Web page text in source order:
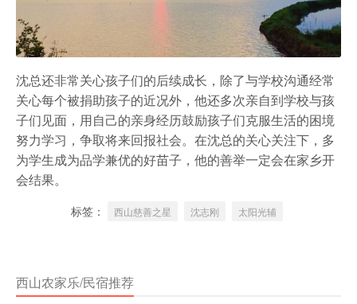
沈总还非常关心孩子们的后续成长，除了与学校沟通经常
关心每个被捐助孩子的近况外，他还多次亲自到学校与孩
子们见面，用自己的亲身经历鼓励孩子们克服生活的困境
努力学习，争取将来回报社会。在沈总的关心关注下，多
为学生成为品学兼优的好苗子，他的善举一定会在家乡开
会结果。
标签： 西山慈善之星 沈志刚 太阳光辅
西山农家乐/民宿推荐